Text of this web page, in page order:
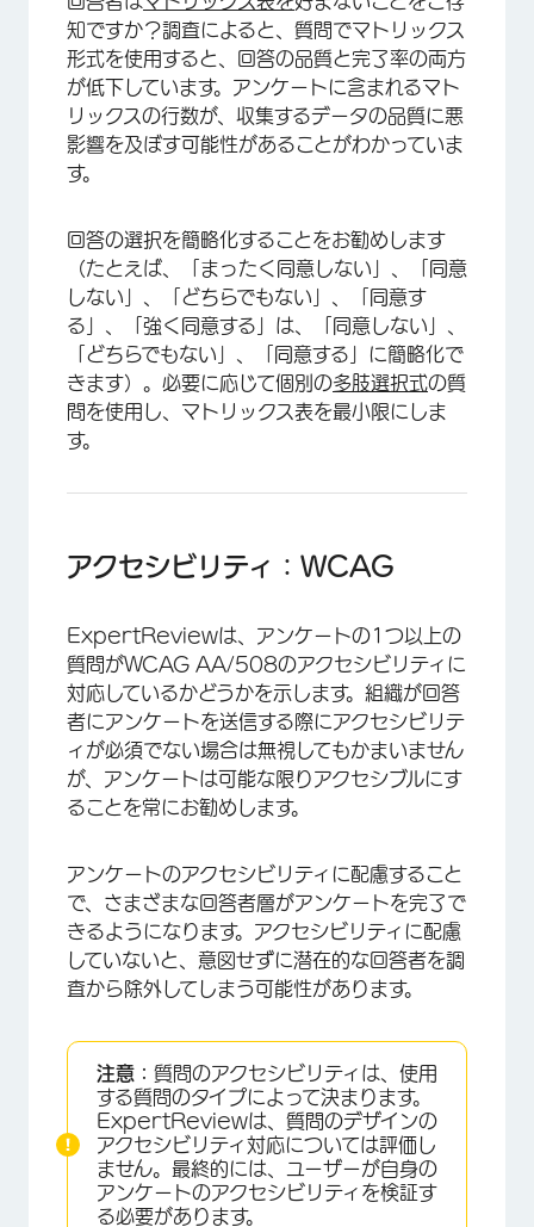
知ですか？調査によると、質問でマトリックス
形式を使用すると、回答の品質と完了率の両方
が低下しています。アンケートに含まれるマト
リックスの行数が、収集するデータの品質に悪
影響を及ぼす可能性があることがわかっていま
す。
回答の選択を簡略化することをお勧めします
（たとえば、「まったく同意しない」、「同意
しない」、「どちらでもない」、「同意す
る」、「強く同意する」は、「同意しない」、
「どちらでもない」、「同意する」に簡略化で
きます）。必要に応じて個別の多肢選択式の質
問を使用し、マトリックス表を最小限にしま
す。
アクセシビリティ：WCAG
ExpertReviewは、アンケートの1つ以上の
質問がWCAG AA/508のアクセシビリティに
対応しているかどうかを示します。組織が回答
者にアンケートを送信する際にアクセシビリテ
ィが必須でない場合は無視してもかまいません
が、アンケートは可能な限りアクセシブルにす
ることを常にお勧めします。
アンケートのアクセシビリティに配慮すること
で、さまざまな回答者層がアンケートを完了で
きるようになります。アクセシビリティに配慮
していないと、意図せずに潜在的な回答者を調
査から除外してしまう可能性があります。
注意： 質問のアクセシビリティは、使用
する質問のタイプによって決まります。
ExpertReviewは、質問のデザインの
アクセシビリティ対応については評価し
ません。最終的には、ユーザーが自身の
アンケートのアクセシビリティを検証す
る必要があります。